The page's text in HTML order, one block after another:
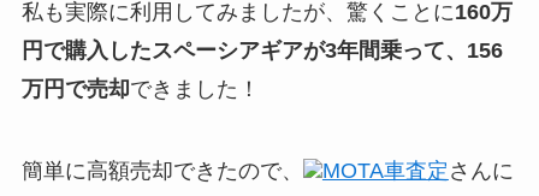
私も実際に利用してみましたが、驚くことに160万
円で購入したスペーシアギアが3年間乗って、156
万円で売却できました！
簡単に高額売却できたので、 MOTA車査定 さんに